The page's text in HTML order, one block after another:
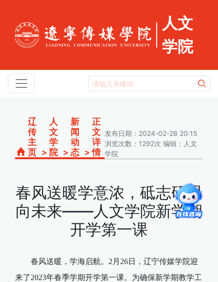
人文
学院
辽
传
主
页 >
人
文
学
院 >
新
闻
动
态 >
正
文
详
情
发布日期：2024-02-28 20:15
浏览次数：1292次 编辑：人文
学院
春风送暖学意浓，砥志研思
向未来——人文学院新学期
开学第一课
春风送暖，学海启航。2月26日，辽宁传媒学院迎
来了2023年春季学期开学第一课。为确保新学期教学工